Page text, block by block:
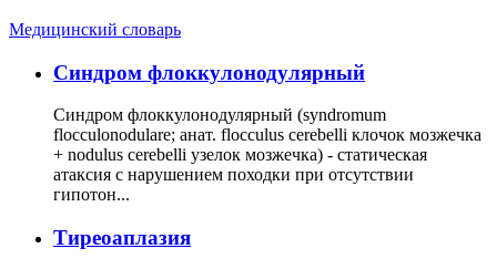
Медицинский словарь
Cиндром флоккулонодулярный
Синдром флоккулонодулярный (syndromum
flocculonodulare; анат. flocculus cerebelli клочок мозжечка
+ nodulus cerebelli узелок мозжечка) - статическая
атаксия с нарушением походки при отсутствии
гипотон...
Тиреоаплазия